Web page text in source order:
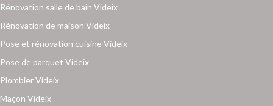
Rénovation salle de bain Videix
Rénovation de maison Videix
Pose et rénovation cuisine Videix
Pose de parquet Videix
Plombier Videix
Maçon Videix